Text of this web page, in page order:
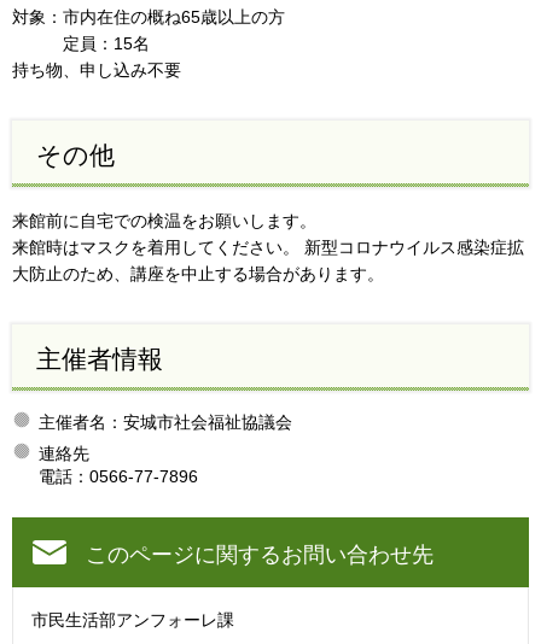
対象：市内在住の概ね65歳以上の方
定員：15名
持ち物、申し込み不要
その他
来館前に自宅での検温をお願いします。
来館時はマスクを着用してください。 新型コロナウイルス感染症拡
大防止のため、講座を中止する場合があります。
主催者情報
主催者名：安城市社会福祉協議会
連絡先
電話：0566-77-7896
このページに関するお問い合わせ先
市民生活部アンフォーレ課